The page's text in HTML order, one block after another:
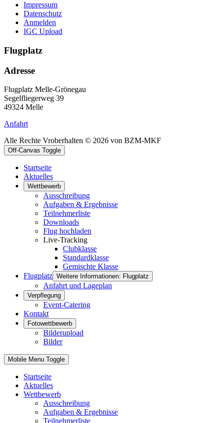
Impressum
Datenschutz
Anmelden
IGC Upload
Flugplatz
Adresse
Flugplatz Melle-Grönegau
Segelfliegerweg 39
49324 Melle
Anfahrt
Alle Rechte Vroberhalten © 2026 von BZM-MKF
Off-Canvas Toggle
Startseite
Aktuelles
Wettbewerb
Ausschreibung
Aufgaben & Ergebnisse
Teilnehmerliste
Downloads
Flug hochladen
Live-Tracking
Clubklasse
Standardklasse
Gemischte Klasse
Flugplatz Weitere Informationen: Flugplatz
Anfahrt und Lageplan
Verpflegung
Event-Catering
Kontakt
Fotowettbewerb
Bilderupload
Bilder
Mobile Menu Toggle
Startseite
Aktuelles
Wettbewerb
Ausschreibung
Aufgaben & Ergebnisse
Teilnehmerliste